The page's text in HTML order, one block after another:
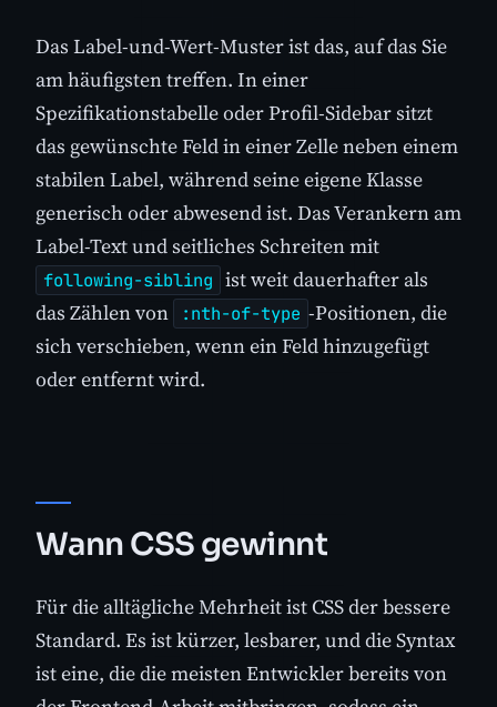
Das Label-und-Wert-Muster ist das, auf das Sie
am häufigsten treffen. In einer
Spezifikationstabelle oder Profil-Sidebar sitzt
das gewünschte Feld in einer Zelle neben einem
stabilen Label, während seine eigene Klasse
generisch oder abwesend ist. Das Verankern am
Label-Text und seitliches Schreiten mit
following-sibling ist weit dauerhafter als
das Zählen von
:nth-of-type -Positionen, die
sich verschieben, wenn ein Feld hinzugefügt
oder entfernt wird.
Wann CSS gewinnt
Für die alltägliche Mehrheit ist CSS der bessere
Standard. Es ist kürzer, lesbarer, und die Syntax
ist eine, die die meisten Entwickler bereits von